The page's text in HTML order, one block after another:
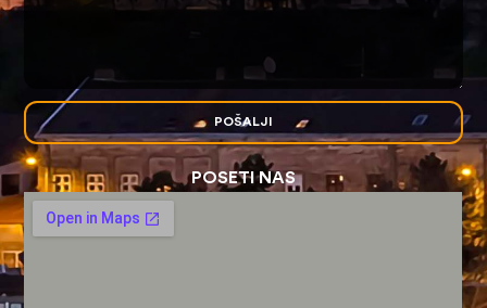
POŠALJI
POSETI NAS